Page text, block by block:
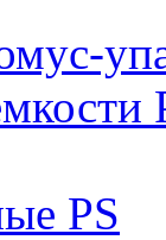
PS